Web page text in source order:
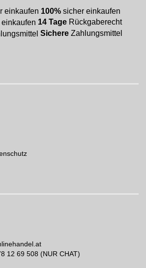
100% sicher einkaufen
14 Tage Rückgaberecht
Sichere Zahlungsmittel
12 69 508 (NUR CHAT)